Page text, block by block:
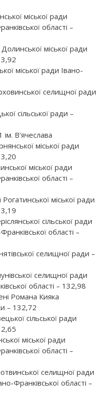
міської ради
області –
міської ради
міської ради Івано-
селищної ради
сільської ради –
В'ячеслава
міської ради
міської ради
області –
міської ради
сільської ради
області –
селищної ради –
селищної ради
області – 132,98
Романа Кияка
– 132,72
сільської ради
міської ради
області –
селищної ради
Франківської області –